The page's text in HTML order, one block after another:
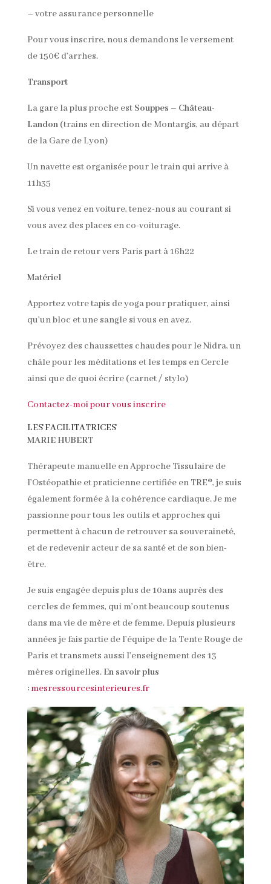
– votre assurance personnelle
Pour vous inscrire, nous demandons le versement
de 150€ d’arrhes.
Transport
La gare la plus proche est Souppes – Château-
Landon(trains en direction de Montargis, au départ
de la Gare de Lyon)
Un navette est organisée pour le train qui arrive à
11h35
Si vous venez en voiture, tenez-nous au courant si
vous avez des places en co-voiturage.
Le train de retour vers Paris part à 16h22
Matériel
Apportez votre tapis de yoga pour pratiquer, ainsi
qu’un bloc et une sangle si vous en avez.
Prévoyez des chaussettes chaudes pour le Nidra, un
châle pour les méditations et les temps en Cercle
ainsi que de quoi écrire (carnet / stylo)
Contactez-moi pour vous inscrire
LES FACILITATRICES
MARIE HUBERT
Thérapeute manuelle en Approche Tissulaire de
l’Ostéopathie et praticienne certifiée en TRE®, je suis
également formée à la cohérence cardiaque. Je me
passionne pour tous les outils et approches qui
permettent à chacun de retrouver sa souveraineté,
et de redevenir acteur de sa santé et de son bien-
être.
Je suis engagée depuis plus de 10ans auprès des
cercles de femmes, qui m’ont beaucoup soutenus
dans ma vie de mère et de femme. Depuis plusieurs
années je fais partie de l’équipe de la Tente Rouge de
Paris et transmets aussi l’enseignement des 13
mères originelles. En savoir plus
: mesressourcesinterieures.fr